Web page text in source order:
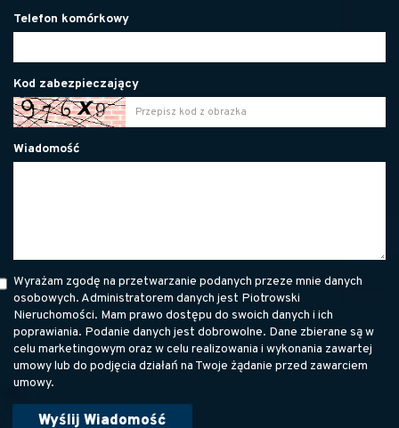
Telefon komórkowy
Kod zabezpieczający
Wiadomość
Wyrażam zgodę na przetwarzanie podanych przeze mnie danych
osobowych. Administratorem danych jest Piotrowski
Nieruchomości. Mam prawo dostępu do swoich danych i ich
poprawiania. Podanie danych jest dobrowolne. Dane zbierane są w
celu marketingowym oraz w celu realizowania i wykonania zawartej
umowy lub do podjęcia działań na Twoje żądanie przed zawarciem
umowy.